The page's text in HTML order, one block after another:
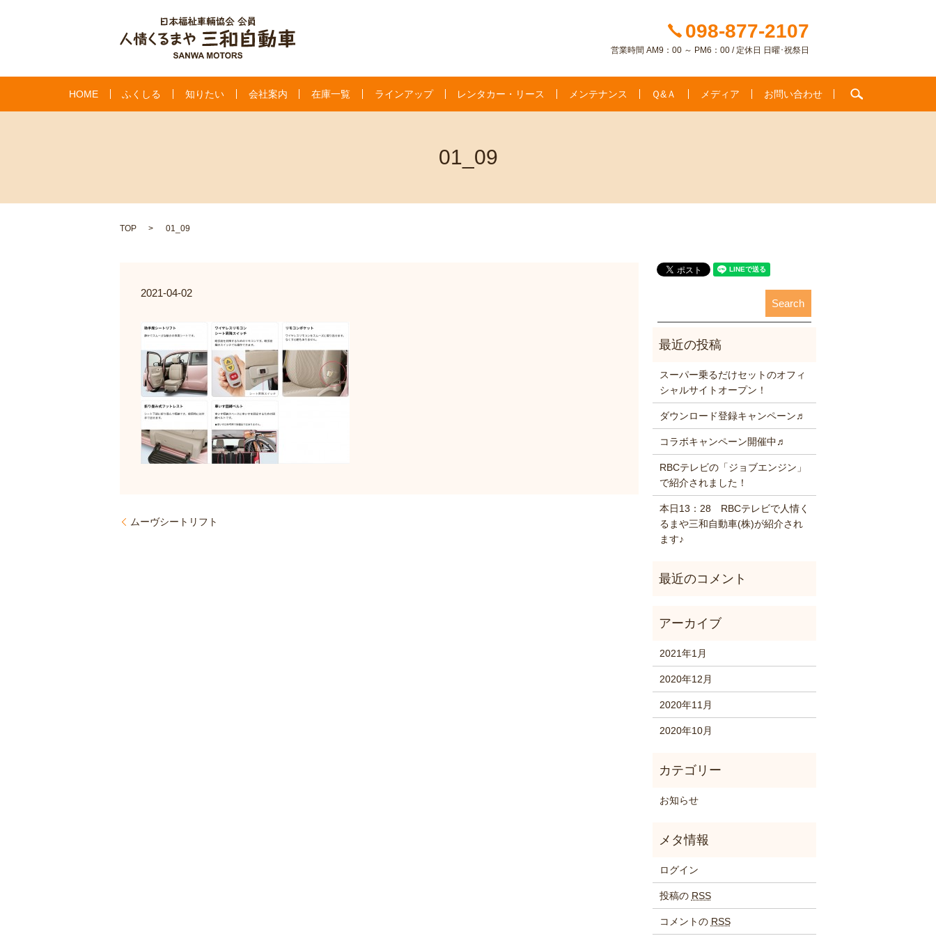
098-877-2107
営業時間 AM9：00 ～ PM6：00 / 定休日 日曜･祝祭日
HOME ふくしる 知りたい 会社案内 在庫一覧 ラインアップ レンタカー・リース メンテナンス Ｑ&Ａ メディア お問い合わせ
01_09
TOP 01_09
2021-04-02
ムーヴシートリフト
スーパー乗るだけセットのオフィ
シャルサイトオープン！
ダウンロード登録キャンペーン♬
コラボキャンペーン開催中♬
RBCテレビの「ジョブエンジン」
で紹介されました！
本日13：28 RBCテレビで人情く
るまや三和自動車(株)が紹介され
ます♪
2021年1月
2020年12月
2020年11月
2020年10月
お知らせ
ログイン
投稿の RSS
コメントの RSS